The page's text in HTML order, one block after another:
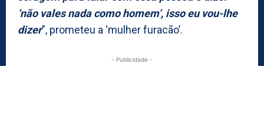
‘não vales nada como homem’, isso eu vou-lhe
dizer”, prometeu a ‘mulher furacão’.
- Publicidade -